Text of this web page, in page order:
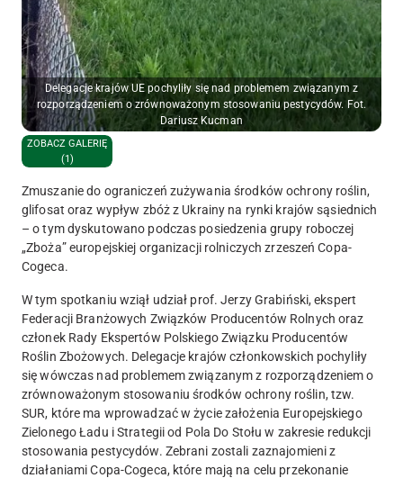
Delegacje krajów UE pochyliły się nad problemem związanym z
rozporządzeniem o zrównoważonym stosowaniu pestycydów. Fot.
Dariusz Kucman
ZOBACZ GALERIĘ
(1)
Zmuszanie do ograniczeń zużywania środków ochrony roślin,
glifosat oraz wypływ zbóż z Ukrainy na rynki krajów sąsiednich
– o tym dyskutowano podczas posiedzenia grupy roboczej
„Zboża” europejskiej organizacji rolniczych zrzeszeń Copa-
Cogeca.
W tym spotkaniu wziął udział prof. Jerzy Grabiński, ekspert
Federacji Branżowych Związków Producentów Rolnych oraz
członek Rady Ekspertów Polskiego Związku Producentów
Roślin Zbożowych. Delegacje krajów członkowskich pochyliły
się wówczas nad problemem związanym z rozporządzeniem o
zrównoważonym stosowaniu środków ochrony roślin, tzw.
SUR, które ma wprowadzać w życie założenia Europejskiego
Zielonego Ładu i Strategii od Pola Do Stołu w zakresie redukcji
stosowania pestycydów. Zebrani zostali zaznajomieni z
działaniami Copa-Cogeca, które mają na celu przekonanie